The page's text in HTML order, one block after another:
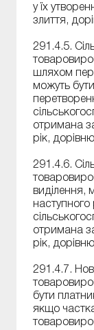
у їх
злиття,
291.4.5.
шляхом
можуть
отримана
рік,
291.4.6.
виділення,
отримана
рік,
291.4.7.
бути
якщо